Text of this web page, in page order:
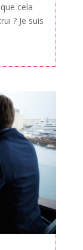
cela
? Je suis